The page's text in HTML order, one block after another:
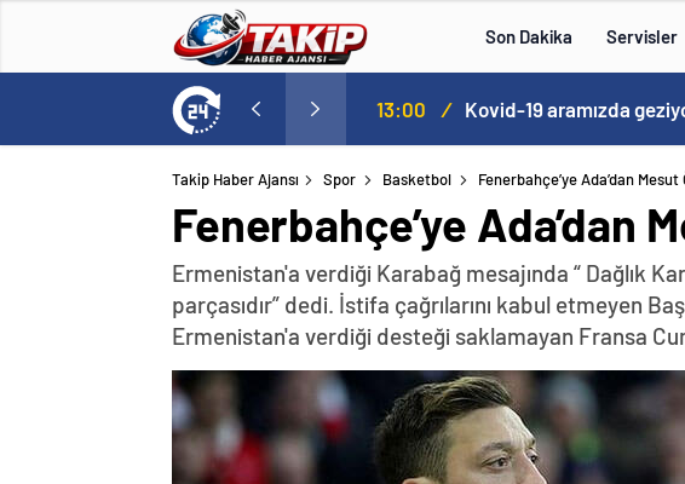
Son Dakika Servisler
13:00 /
Takip Haber Ajansı Spor Basketbol Fenerbahçe’ye Ada’dan
Fenerbahçe’ye Ada’dan
Ermenistan'a verdiği Karabağ mesajında “ Dağlık
parçasıdır” dedi. İstifa çağrılarını kabul etmeyen
Ermenistan'a verdiği desteği saklamayan Fransa